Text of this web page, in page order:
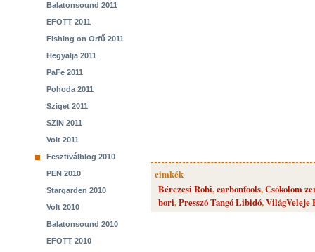
Balatonsound 2011
EFOTT 2011
Fishing on Orfű 2011
Hegyalja 2011
PaFe 2011
Pohoda 2011
Sziget 2011
SZIN 2011
Volt 2011
Fesztiválblog 2010
PEN 2010
Stargarden 2010
Volt 2010
Balatonsound 2010
EFOTT 2010
cimkék
Bérczesi Robi,carbonfools,Csókolom
bori,Presszó Tangó Libidó,VilágVeleje